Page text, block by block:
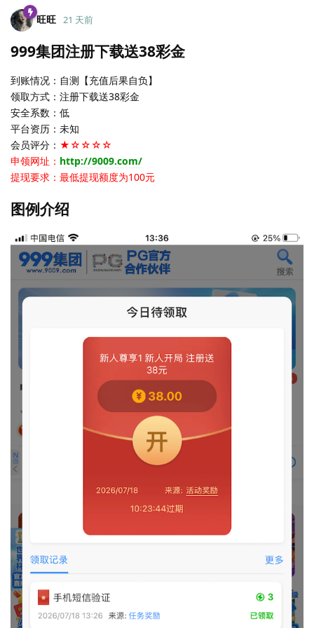
旺旺 21 天前
999集团注册下载送38彩金
到账情况：自测【充值后果自负】
领取方式：注册下载送38彩金
安全系数：低
平台资历：未知
会员评分： ★☆☆☆☆
申领网址： http://9009.com/
提现要求：最低提现额度为100元
图例介绍